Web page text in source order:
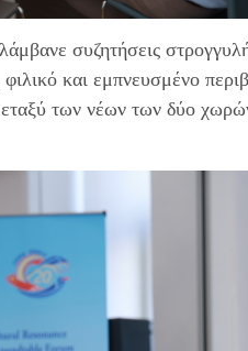
συζητήσεις
και εμπνευσμένο
των νέων των δύο